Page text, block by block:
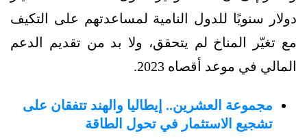
دولار سنويًا للدول النامية لمساعدتهم على التكيف
مع تغيّر المناخ لم يتحقق، ولا بد من تقديم الدعم
المالي في موعد أقصاه 2023.
مجموعة العشرين.. إيطاليا والهند تتفقان على
تشجيع الاستثمار في تحول الطاقة